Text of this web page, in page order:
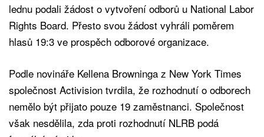
lednu podali žádost o vytvoření odborů u National Labor
Rights Board. Přesto svou žádost vyhráli poměrem
hlasů 19:3 ve prospěch odborové organizace.
Podle novináře Kellena Browninga z New York Times
společnost Activision tvrdila, že rozhodnutí o odborech
nemělo být přijato pouze 19 zaměstnanci. Společnost
však nesdělila, zda proti rozhodnutí NLRB podá